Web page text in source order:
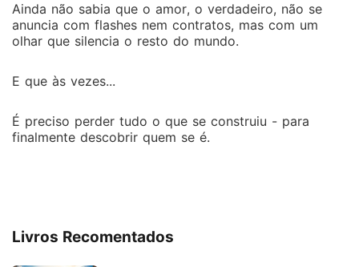
Ainda não sabia que o amor, o verdadeiro, não se
anuncia com flashes nem contratos, mas com um
olhar que silencia o resto do mundo.
E que às vezes...
É preciso perder tudo o que se construiu - para
finalmente descobrir quem se é.
Livros Recomentados